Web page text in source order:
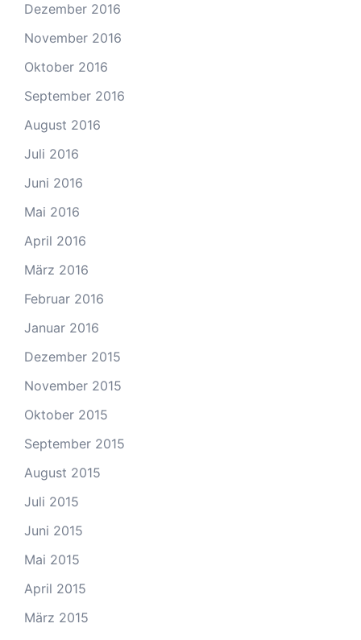
Dezember 2016
November 2016
Oktober 2016
September 2016
August 2016
Juli 2016
Juni 2016
Mai 2016
April 2016
März 2016
Februar 2016
Januar 2016
Dezember 2015
November 2015
Oktober 2015
September 2015
August 2015
Juli 2015
Juni 2015
Mai 2015
April 2015
März 2015